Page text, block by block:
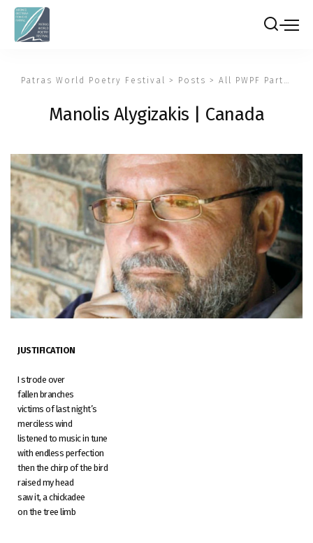
Patras World Poetry Festival > Posts > All PWPF Participants
Manolis Alygizakis | Canada
JUSTIFICATION
I strode over
fallen branches
victims of last night’s
merciless wind
listened to music in tune
with endless perfection
then the chirp of the bird
raised my head
saw it, a chickadee
on the tree limb